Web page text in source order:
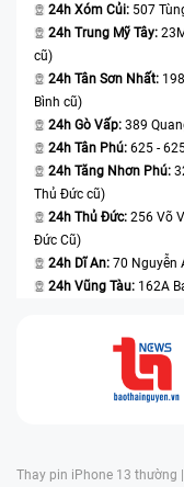
24h Xóm Củi: 507
24h Trung Mỹ Tây:
cũ)
24h Tân Sơn Nhất:
Bình cũ)
24h Gò Vấp: 389
24h Tân Phú: 625 -
24h Tăng Nhơn Phú:
Thủ Đức cũ)
24h Thủ Đức: 256 Võ
Đức Cũ)
24h Dĩ An: 70 Nguyễn
24h Vũng Tàu: 162A
Thay pin iPhone 13 thường |